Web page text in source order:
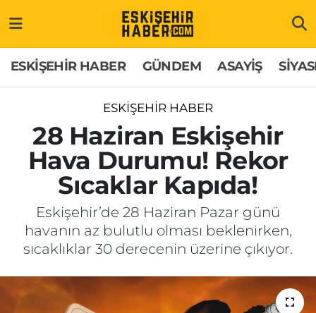
ESKİŞEHİR HABER GÜNDEM ASAYİŞ
ESKİŞEHİR HABER
28 Haziran Eskişehir
Hava Durumu! Rekor
Sıcaklar Kapıda!
Eskişehir’de 28 Haziran Pazar günü
havanın az bulutlu olması beklenirken,
sıcaklıklar 30 derecenin üzerine çıkıyor.
GÜNDEM
ASAYİŞ
SİYASET
EKONOMİ
SAĞLIK
SPOR
Hakkımızda
İletişim
Künye
Odunpazarı Trafik Yoğunluk Haritası
Süper Lig Puan Durumu ve Fikstür
Tüm Manşetler
Son Dakika Haberleri
Haber Arşivi